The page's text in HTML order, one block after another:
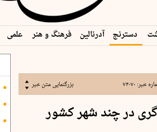
دسترنج آدرنالین فرهنگ و هنر علمی
خبر: ۷۴۰۷۰ بزرگنمایی متن خبر
در چند شهر کشور